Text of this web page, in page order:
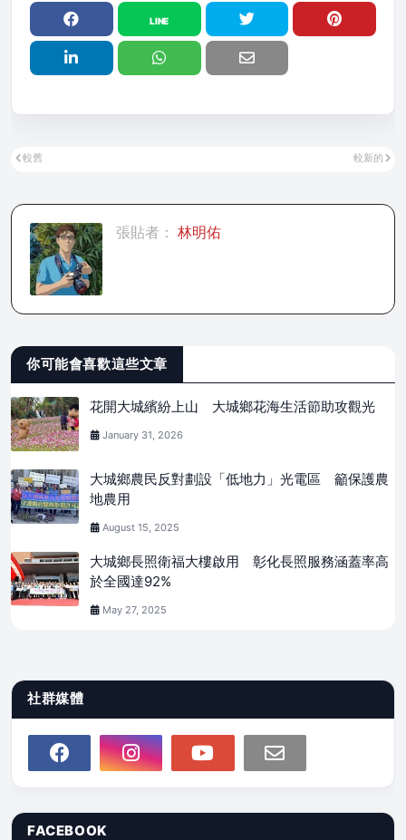
較新的
較舊
張貼者： 林明佑
你可能會喜歡這些文章
花開大城繽紛上山 大城鄉花海生活節助攻觀光
January 31, 2026
大城鄉農民反對劃設「低地力」光電區 籲保護農
地農用
August 15, 2025
大城鄉長照衛福大樓啟用 彰化長照服務涵蓋率高
於全國達92%
May 27, 2025
社群媒體
FACEBOOK